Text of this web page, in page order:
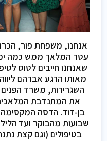
אנחנו, משפחת פור,
עטר המלאך ממש כמה
שאנחנו חייבים לטוס
מאותו הרגע אברהם
השגרירות, משרד
את המתנדבת
בן-דוד. הדסה המקסימה
שבועות מהבוקר ועד
בטיפולים (וגם קצת